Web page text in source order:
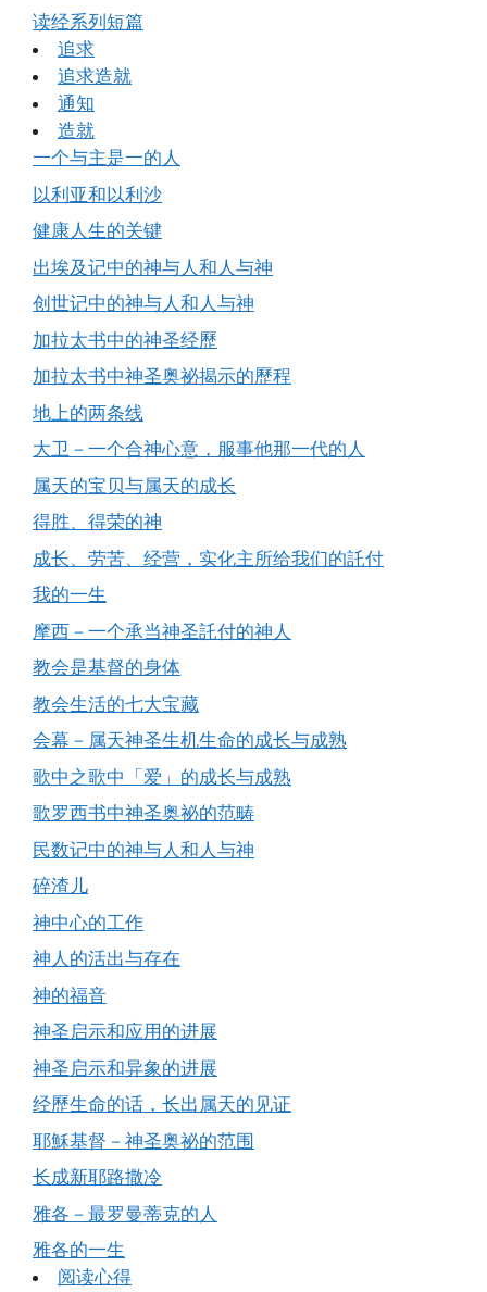
读经系列短篇
追求
追求造就
通知
造就
一个与主是一的人
以利亚和以利沙
健康人生的关键
出埃及记中的神与人和人与神
创世记中的神与人和人与神
加拉太书中的神圣经歷
加拉太书中神圣奥祕揭示的歷程
地上的两条线
大卫－一个合神心意，服事他那一代的人
属天的宝贝与属天的成长
得胜、得荣的神
成长、劳苦、经营，实化主所给我们的託付
我的一生
摩西－一个承当神圣託付的神人
教会是基督的身体
教会生活的七大宝藏
会幕－属天神圣生机生命的成长与成熟
歌中之歌中「爱」的成长与成熟
歌罗西书中神圣奥祕的范畴
民数记中的神与人和人与神
碎渣儿
神中心的工作
神人的活出与存在
神的福音
神圣启示和应用的进展
神圣启示和异象的进展
经歷生命的话，长出属天的见证
耶穌基督－神圣奥祕的范围
长成新耶路撒冷
雅各－最罗曼蒂克的人
雅各的一生
阅读心得